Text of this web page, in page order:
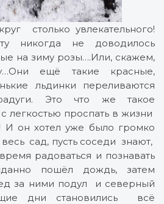
столько увлекательного!
никогда не доводилось
на зиму розы….Или, скажем,
ещё такие красные,
льдинки переливаются
Это что же такое
легкостью проспать в жизни
И он хотел уже было громко
сад, пусть соседи знают,
радоваться и познавать
пошёл дождь, затем
за ними подул и северный
дни становились всё